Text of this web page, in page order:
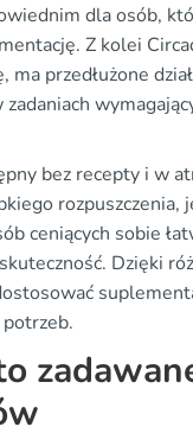
dla osób,
Z kolei
przedłużone
bez recepty i w
rozpuszczenia,
ceniących sobie
Dzięki